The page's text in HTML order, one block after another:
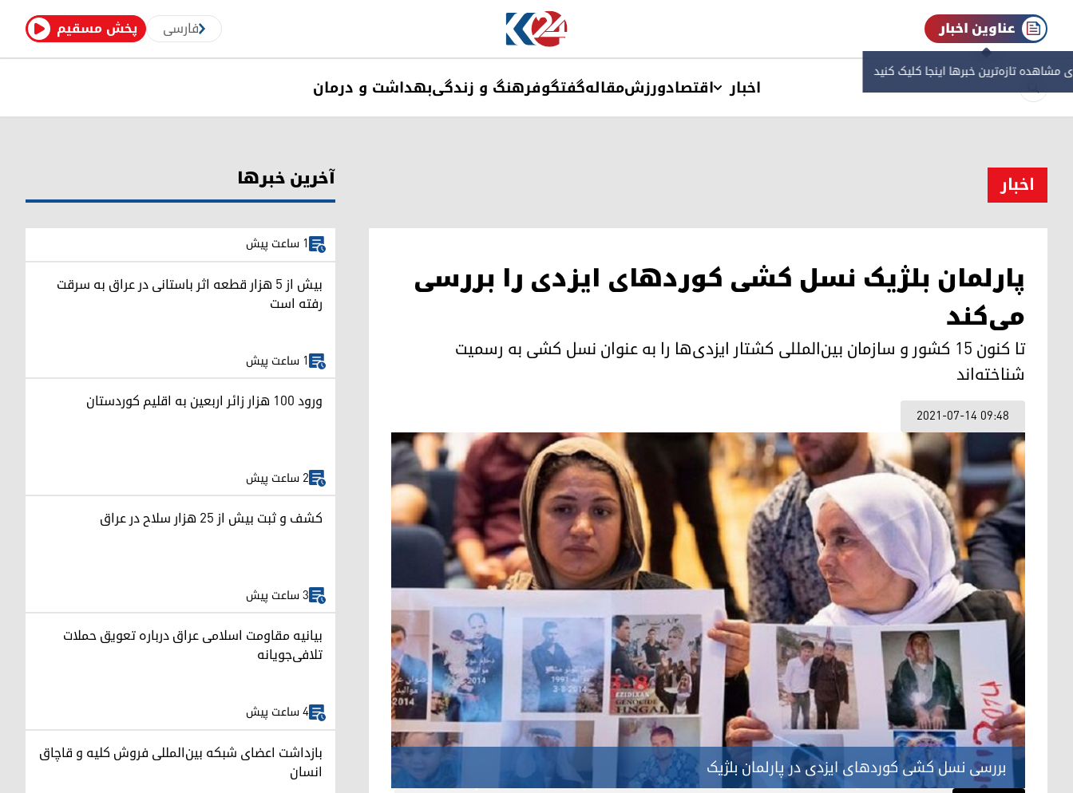
پخش مسقیم فارسی عناوین اخبار
مشاهده‌ تازه‌ترین خبرها اینجا کلیک کنید
اخبار اقتصادورزشمقالهگفتگوفرهنگ و زندگیبهداشت و درمان
اخبار
پارلمان بلژیک نسل کشی کوردهای ایزدی را بررسی
می‌کند
تا کنون ١٥ کشور و سازمان بین‌المللی کشتار ایزدی‌ها را به عنوان نسل کشی به رسمیت
شناخته‌اند
2021-07-14 09:48
بررسی نسل کشی کوردهای ایزدی در پارلمان بلژیک
آخرین خبرها
1 ساعت پیش
بیش از ۵ هزار قطعه اثر باستانی در عراق به سرقت
رفته است
1 ساعت پیش
ورود ۱۰۰ هزار زائر اربعین به اقلیم کوردستان
2 ساعت پیش
کشف و ثبت بیش از ۲۵ هزار سلاح در عراق
3 ساعت پیش
بیانیه مقاومت اسلامی عراق درباره تعویق حملات
تلافی‌جویانه
4 ساعت پیش
بازداشت اعضای شبکه بین‌المللی فروش کلیه و قاچاق
انسان